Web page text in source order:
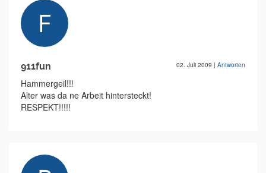
911fun 02. Juli 2009 | Antworten
Hammergeil!!!
Alter was da ne Arbeit hintersteckt!
RESPEKT!!!!!